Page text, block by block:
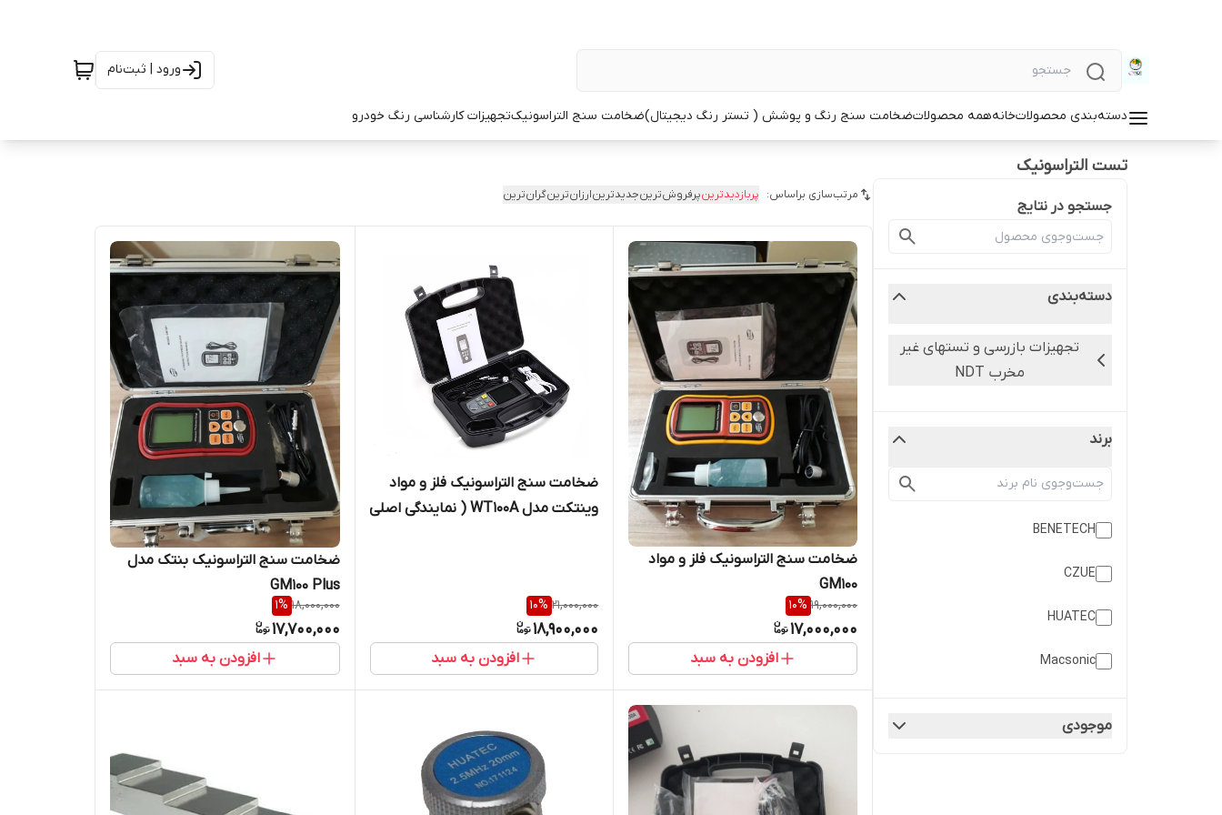
ورود | ثبت‌نام
دسته‌بندی محصولاتخانههمه محصولاتضخامت سنج رنگ و پوشش ( تستر رنگ دیجیتال)ضخامت سنج التراسونیکتجهیزات کارشناسی رنگ خودرو
تست التراسونیک
جستجو در نتایج
دسته‌بندی
تجهیزات بازرسی و تستهای غیر
مخرب NDT
برند
BENETECH
CZUE
HUATEC
Macsonic
موجودی
مرتب‌سازی براساس: پربازدیدترینپرفروش‌ترینجدیدترینارزان‌ترینگران‌ترین
ضخامت سنج التراسونیک فلز و مواد
GM100
19,000,000
10%
17,000,000
افزودن به سبد
ضخامت سنج التراسونیک فلز و مواد
وینتکت مدل WT100A ( نمایندگی اصلی
21,000,000
10%
18,900,000
افزودن به سبد
ضخامت سنج التراسونیک بنتک مدل
GM100 Plus
18,000,000
1%
17,700,000
افزودن به سبد